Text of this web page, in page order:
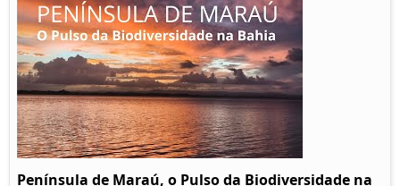
Península de Maraú, o Pulso da Biodiversidade na